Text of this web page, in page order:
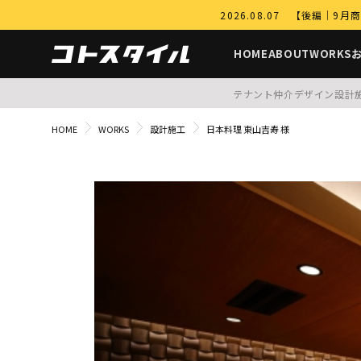
2026.08.07 【後編｜9月商
HOMEABOUTWORKS
テナント仲介デザイン設計
HOME WORKS 設計施工 日本料理 東山吉寿 様